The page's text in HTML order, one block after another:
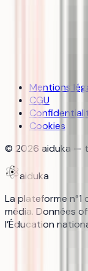
Mentions
CGU
Cookies
© 2026 aiduka —
aiduka
La plateforme n°1
média. Données
l’Éducation